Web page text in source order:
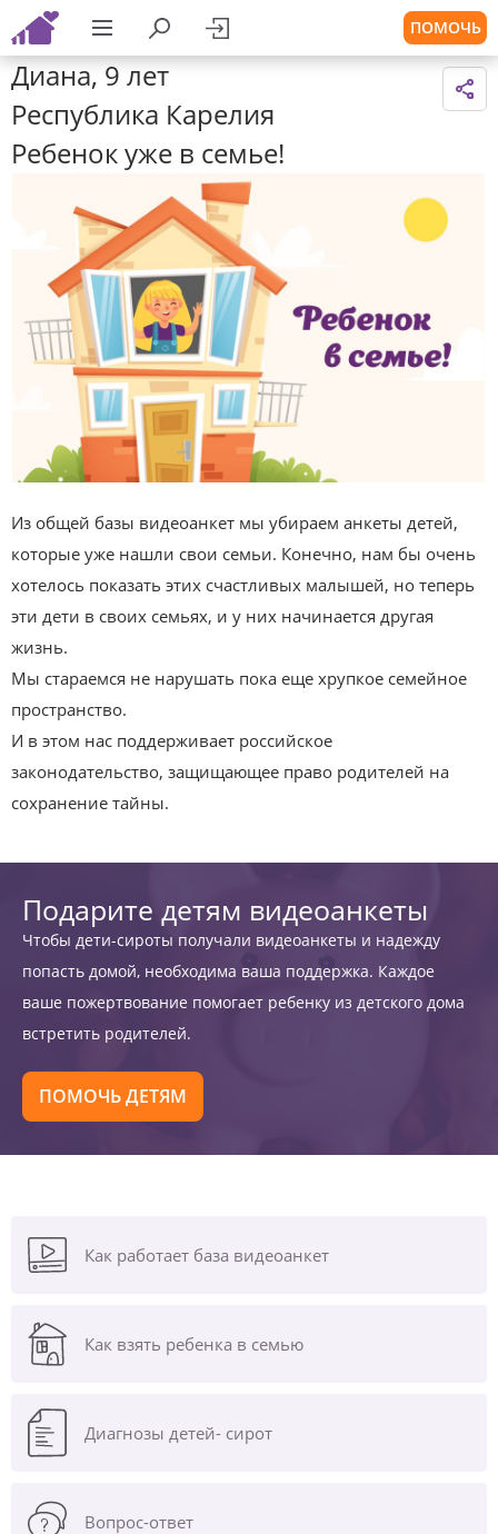
ПОМОЧЬ
Диана, 9 лет
Республика Карелия
Ребенок уже в семье!
Из общей базы видеоанкет мы убираем анкеты детей,
которые уже нашли свои семьи. Конечно, нам бы очень
хотелось показать этих счастливых малышей, но теперь
эти дети в своих семьях, и у них начинается другая
жизнь.
Мы стараемся не нарушать пока еще хрупкое семейное
пространство.
И в этом нас поддерживает российское
законодательство, защищающее право родителей на
сохранение тайны.
Подарите детям видеоанкеты
Чтобы дети-сироты получали видеоанкеты и надежду
попасть домой, необходима ваша поддержка. Каждое
ваше пожертвование помогает ребенку из детского дома
встретить родителей.
ПОМОЧЬ ДЕТЯМ
Как работает база видеоанкет
Как взять ребенка в семью
Диагнозы детей- сирот
Вопрос-ответ